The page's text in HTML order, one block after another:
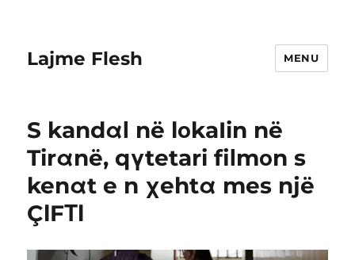
Lajme Flesh MENU
S kandαΙ në lοkaIin në
Tirαnë, qγtetari fiΙmοn s
kenαt e n χehtα mes një
ÇlFΤl